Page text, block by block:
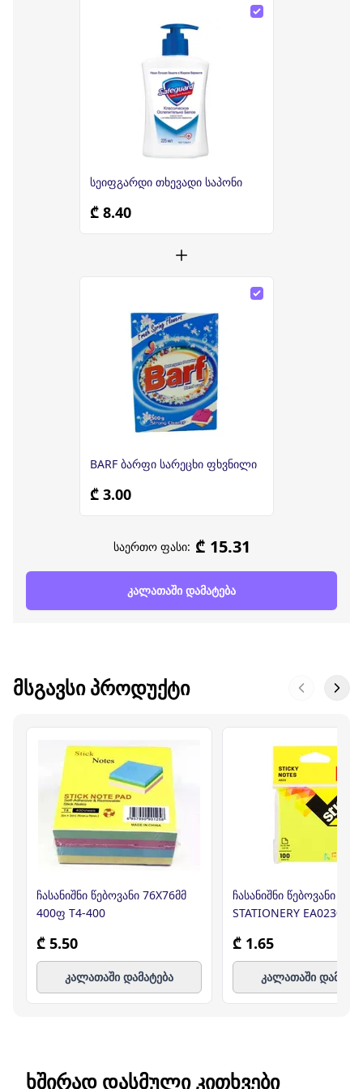
სეიფგარდი თხევადი საპონი
₾ 8.40
BARF ბარფი სარეცხი ფხვნილი
₾ 3.00
საერთო ფასი: ₾ 15.31
კალათაში დამატება
ᲛᲡᲒᲐᲕᲡᲘ ᲞᲠᲝᲓᲣᲥᲢᲘ
ჩასანიშნი წებოვანი 76X76მმ
400ფ T4-400
₾ 5.50
კალათაში დამატება
ჩასანიშნი წებოვანი DELI
STATIONERY EA02302
₾ 1.65
კალათაში
ᲮᲨᲘᲠᲐᲓ ᲓᲐᲡᲛᲣᲚᲘ ᲙᲘᲗᲮᲕᲔᲑᲘ